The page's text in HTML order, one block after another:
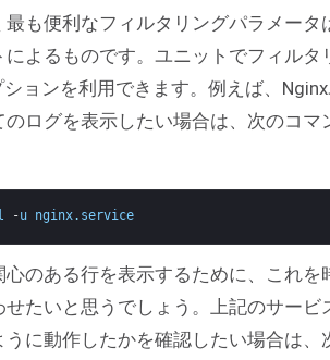
最も便利なフィルタリングパラメータ
によるものです。ユニットでフィルタ
ョンを利用できます。例えば、
のログを表示したい場合は、次のコマ
-u nginx. service
心のある行を表示するために、これを
せたいと思うでしょう。上記のサービ
うに動作したかを確認したい場合は、